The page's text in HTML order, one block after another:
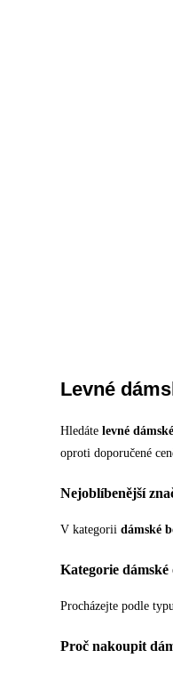
Levné
Hledáte levné
oproti doporučené
Nejoblíbenější
V kategorii dámské
Kategorie dámské
Procházejte podle
Proč nakoupit